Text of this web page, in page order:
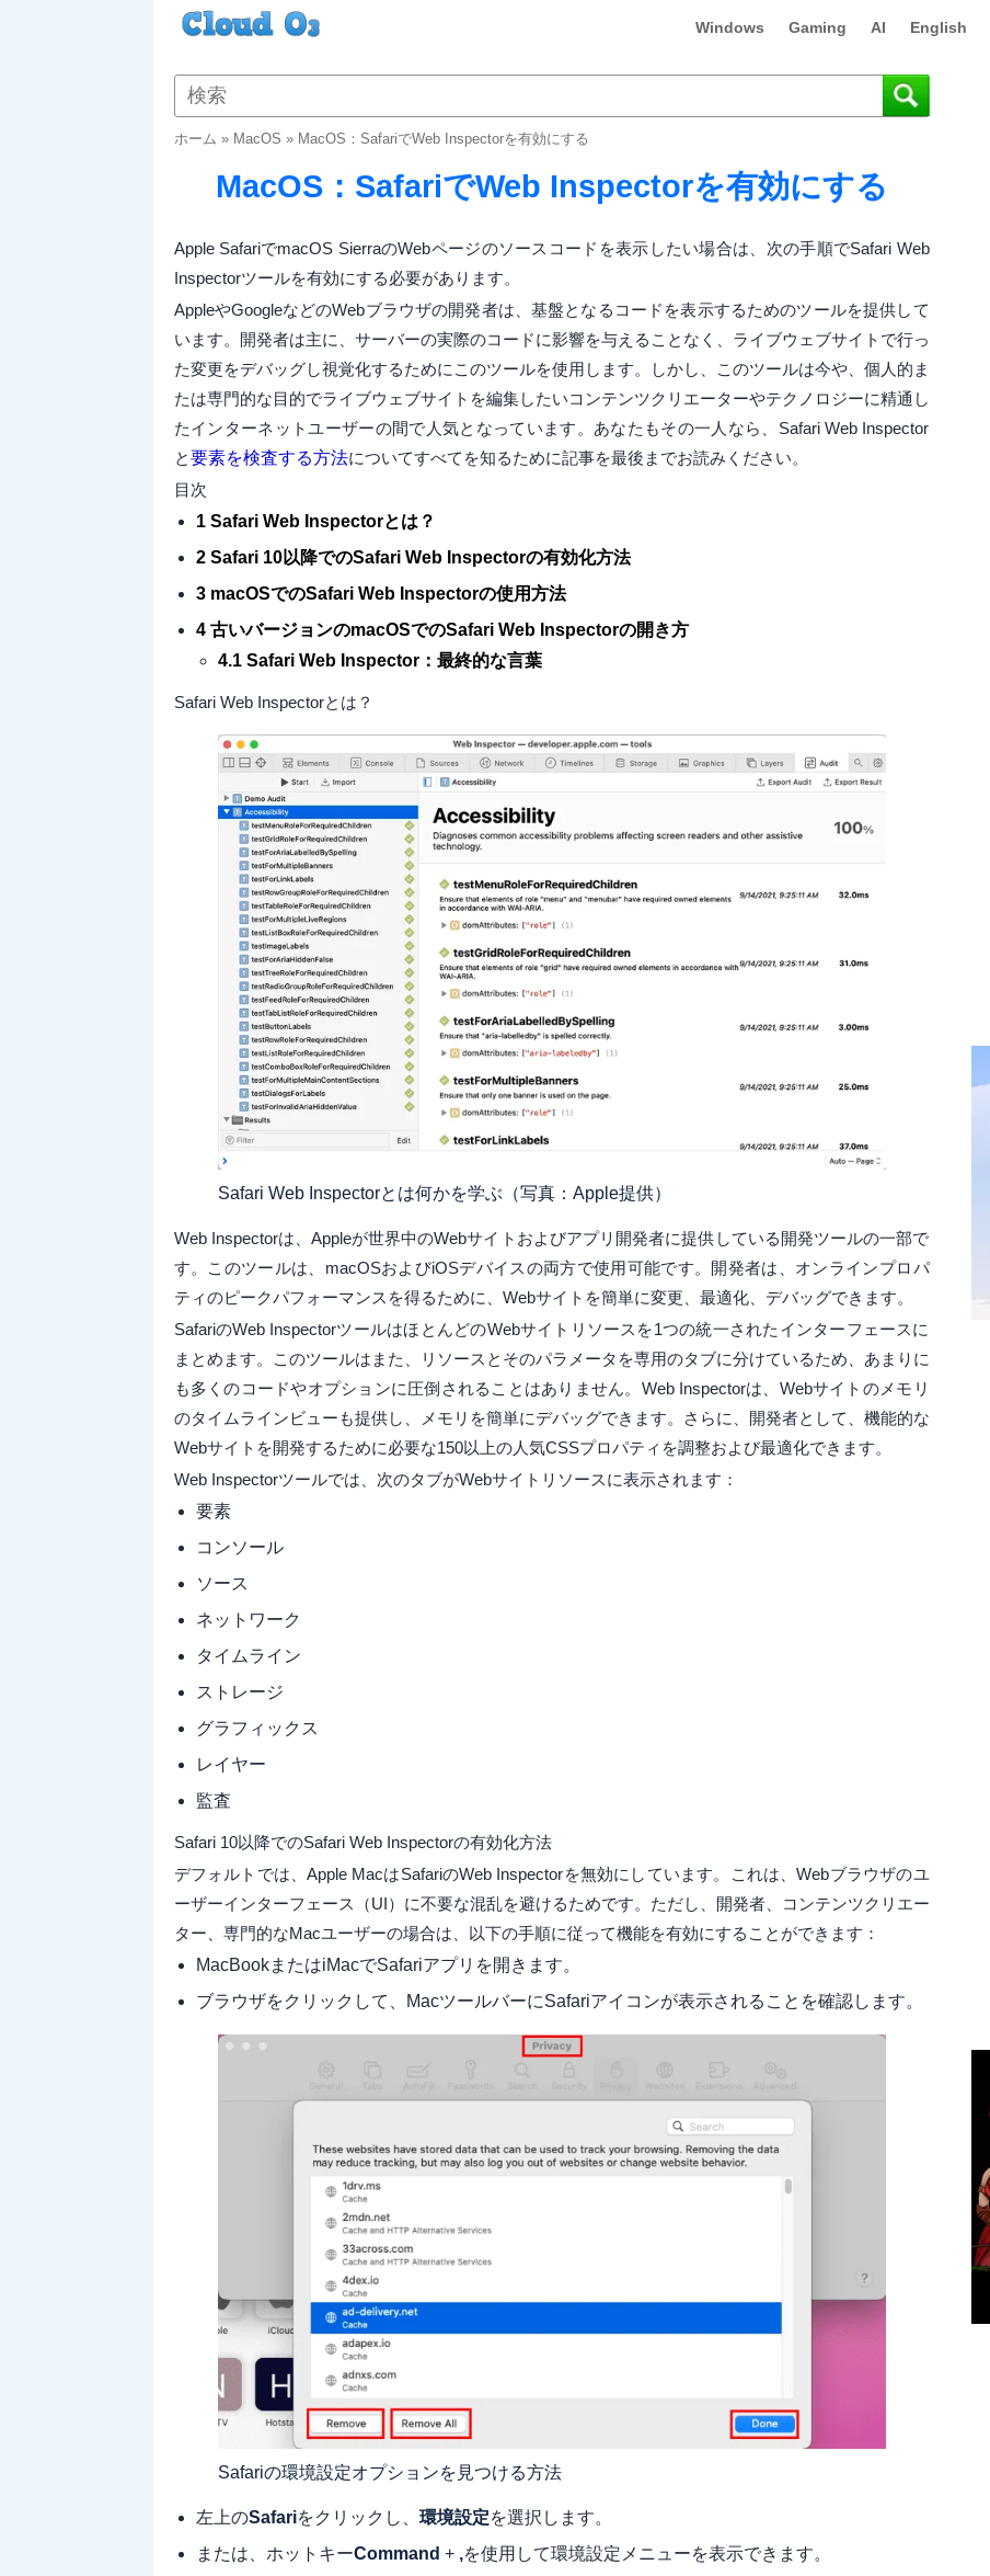
Windows Gaming AI English
ホーム » MacOS » MacOS：SafariでWeb Inspectorを有効にする
MacOS：SafariでWeb Inspectorを有効にする
Apple SafariでmacOS SierraのWebページのソースコードを表示したい場合は、次の手順でSafari Web
Inspectorツールを有効にする必要があります。
AppleやGoogleなどのWebブラウザの開発者は、基盤となるコードを表示するためのツールを提供して
います。開発者は主に、サーバーの実際のコードに影響を与えることなく、ライブウェブサイトで行っ
た変更をデバッグし視覚化するためにこのツールを使用します。しかし、このツールは今や、個人的ま
たは専門的な目的でライブウェブサイトを編集したいコンテンツクリエーターやテクノロジーに精通し
たインターネットユーザーの間で人気となっています。あなたもその一人なら、Safari Web Inspector
と要素を検査する方法についてすべてを知るために記事を最後までお読みください。
目次
1 Safari Web Inspectorとは？
2 Safari 10以降でのSafari Web Inspectorの有効化方法
3 macOSでのSafari Web Inspectorの使用方法
4 古いバージョンのmacOSでのSafari Web Inspectorの開き方
4.1 Safari Web Inspector：最終的な言葉
Safari Web Inspectorとは？
Safari Web Inspectorとは何かを学ぶ（写真：Apple提供）
Web Inspectorは、Appleが世界中のWebサイトおよびアプリ開発者に提供している開発ツールの一部で
す。このツールは、macOSおよびiOSデバイスの両方で使用可能です。開発者は、オンラインプロパ
ティのピークパフォーマンスを得るために、Webサイトを簡単に変更、最適化、デバッグできます。
SafariのWeb InspectorツールはほとんどのWebサイトリソースを1つの統一されたインターフェースに
まとめます。このツールはまた、リソースとそのパラメータを専用のタブに分けているため、あまりに
も多くのコードやオプションに圧倒されることはありません。Web Inspectorは、Webサイトのメモリ
のタイムラインビューも提供し、メモリを簡単にデバッグできます。さらに、開発者として、機能的な
Webサイトを開発するために必要な150以上の人気CSSプロパティを調整および最適化できます。
Web Inspectorツールでは、次のタブがWebサイトリソースに表示されます：
要素
コンソール
ソース
ネットワーク
タイムライン
ストレージ
グラフィックス
レイヤー
監査
Safari 10以降でのSafari Web Inspectorの有効化方法
デフォルトでは、Apple MacはSafariのWeb Inspectorを無効にしています。これは、Webブラウザのユ
ーザーインターフェース（UI）に不要な混乱を避けるためです。ただし、開発者、コンテンツクリエー
ター、専門的なMacユーザーの場合は、以下の手順に従って機能を有効にすることができます：
MacBookまたはiMacでSafariアプリを開きます。
ブラウザをクリックして、MacツールバーにSafariアイコンが表示されることを確認します。
Safariの環境設定オプションを見つける方法
左上のSafariをクリックし、 環境設定を選択します。
または、ホットキーCommand + ,を使用して環境設定メニューを表示できます。